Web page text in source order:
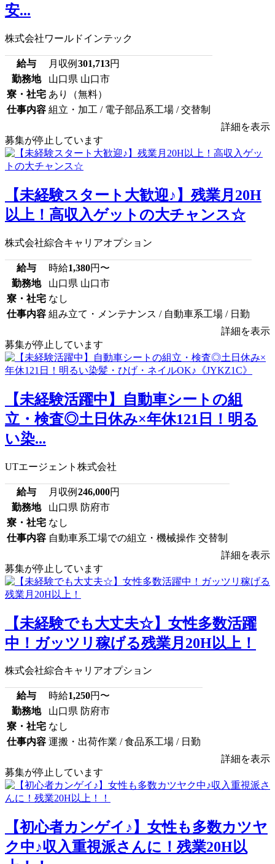
安...
株式会社ワールドインテック
給与 月収例 301,713円
勤務地
山口県 山口市
寮・社宅 あり（無料）
仕事内容 組立・加工 / 電子部品系工場 / 交替制
詳細を表示
募集が停止しています
【未経験スタート大歓迎♪】残業月20H
以上！高収入ゲットの大チャンス☆
株式会社綜合キャリアオプション
給与 時給1,380円〜
勤務地
山口県 山口市
寮・社宅 なし
仕事内容 組み立て・メンテナンス / 自動車系工場 / 日勤
詳細を表示
募集が停止しています
【未経験活躍中】自動車シートの組
立・検査◎土日休み×年休121日！明る
い染...
UTエージェント株式会社
給与 月収例 246,000円
勤務地
山口県 防府市
寮・社宅 なし
仕事内容 自動車系工場での組立・機械操作 交替制
詳細を表示
募集が停止しています
【未経験でも大丈夫☆】女性多数活躍
中！ガッツリ稼げる残業月20H以上！
株式会社綜合キャリアオプション
給与 時給1,250円〜
勤務地
山口県 防府市
寮・社宅 なし
仕事内容 運搬・出荷作業 / 食品系工場 / 日勤
詳細を表示
募集が停止しています
【初心者カンゲイ♪】女性も多数カツヤ
ク中♪収入重視派さんに！残業20H以